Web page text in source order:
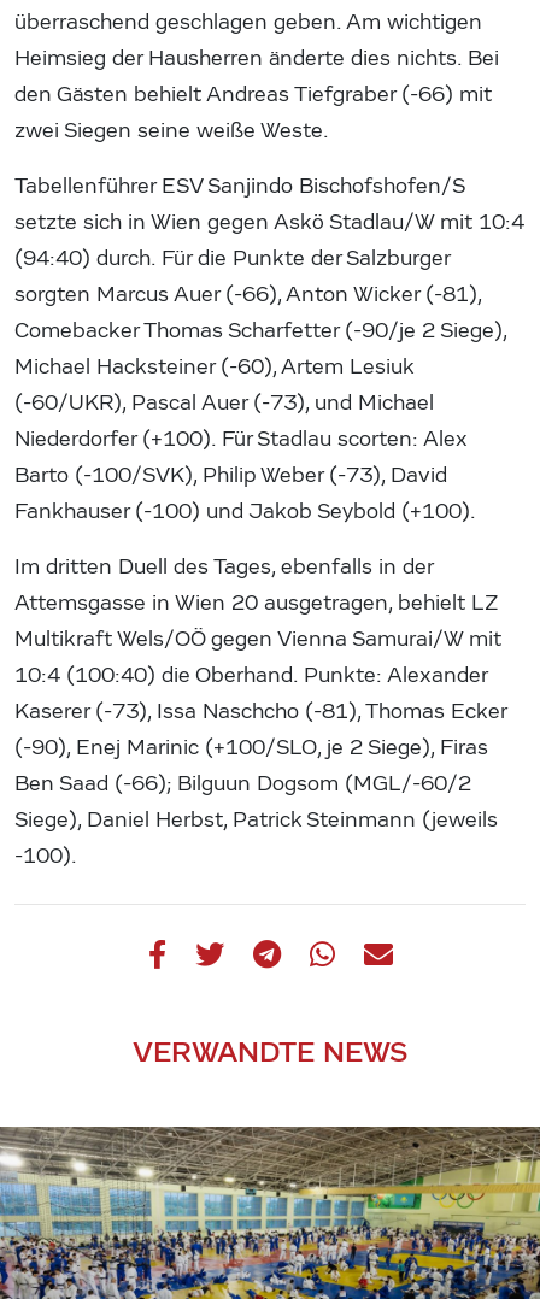
überraschend geschlagen geben. Am wichtigen
Heimsieg der Hausherren änderte dies nichts. Bei
den Gästen behielt Andreas Tiefgraber (-66) mit
zwei Siegen seine weiße Weste.
Tabellenführer ESV Sanjindo Bischofshofen/S
setzte sich in Wien gegen Askö Stadlau/W mit 10:4
(94:40) durch. Für die Punkte der Salzburger
sorgten Marcus Auer (-66), Anton Wicker (-81),
Comebacker Thomas Scharfetter (-90/je 2 Siege),
Michael Hacksteiner (-60), Artem Lesiuk
(-60/UKR), Pascal Auer (-73), und Michael
Niederdorfer (+100). Für Stadlau scorten: Alex
Barto (-100/SVK), Philip Weber (-73), David
Fankhauser (-100) und Jakob Seybold (+100).
Im dritten Duell des Tages, ebenfalls in der
Attemsgasse in Wien 20 ausgetragen, behielt LZ
Multikraft Wels/OÖ gegen Vienna Samurai/W mit
10:4 (100:40) die Oberhand. Punkte: Alexander
Kaserer (-73), Issa Naschcho (-81), Thomas Ecker
(-90), Enej Marinic (+100/SLO, je 2 Siege), Firas
Ben Saad (-66); Bilguun Dogsom (MGL/-60/2
Siege), Daniel Herbst, Patrick Steinmann (jeweils
-100).
VERWANDTE NEWS